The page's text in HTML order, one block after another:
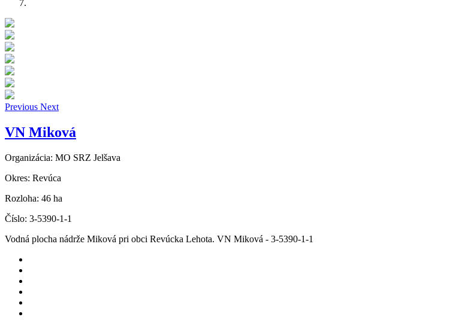
Previous Next
VN Miková
Organizácia: MO SRZ Jelšava
Okres: Revúca
Rozloha: 46 ha
Číslo: 3-5390-1-1
Vodná plocha nádrže Miková pri obci Revúcka Lehota. VN Miková - 3-5390-1-1